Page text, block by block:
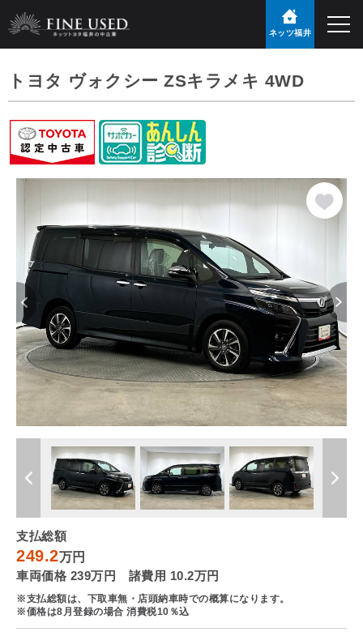
ネッツ福井
トヨタ ヴォクシー ZSキラメキ 4WD
支払総額
249.2万円
車両価格 239万円 諸費用 10.2万円
※支払総額は、下取車無・店頭納車時での概算になります。
※価格は8月登録の場合 消費税10％込